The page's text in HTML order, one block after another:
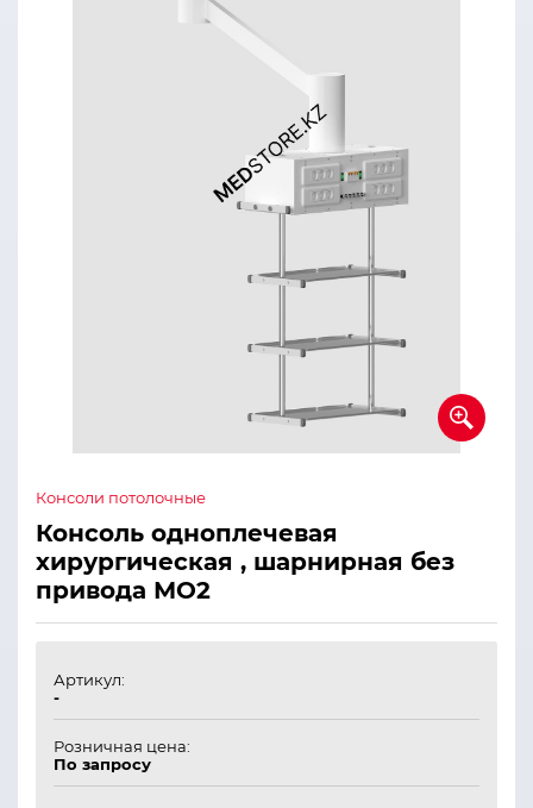
Консоли потолочные
Консоль одноплечевая
хирургическая , шарнирная без
привода МО2
Артикул:
-
Розничная цена:
По запросу